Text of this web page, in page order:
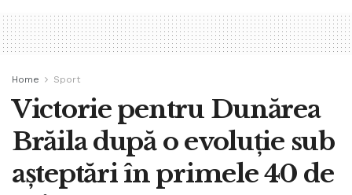
Home Sport
Victorie pentru Dunărea
Brăila după o evoluție sub
așteptări în primele 40 de